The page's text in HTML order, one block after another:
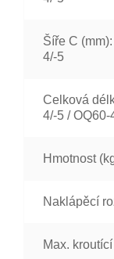
Šíře C
4/-5
Celková
4/-5 / OQ60-
Hmotnost
Naklápěcí
Max.